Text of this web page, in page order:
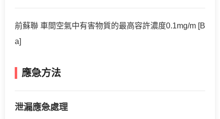
前蘇聯 車間空氣中有害物質的最高容許濃度0.1mg/m [B
a]
應急方法
泄漏應急處理